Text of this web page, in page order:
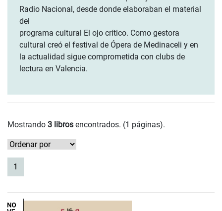
Radio Nacional, desde donde elaboraban el material
del
programa cultural El ojo crítico. Como gestora
cultural creó el festival de Ópera de Medinaceli y en
la actualidad sigue comprometida con clubs de
lectura en Valencia.
Mostrando 3 libros encontrados. (1 páginas).
1